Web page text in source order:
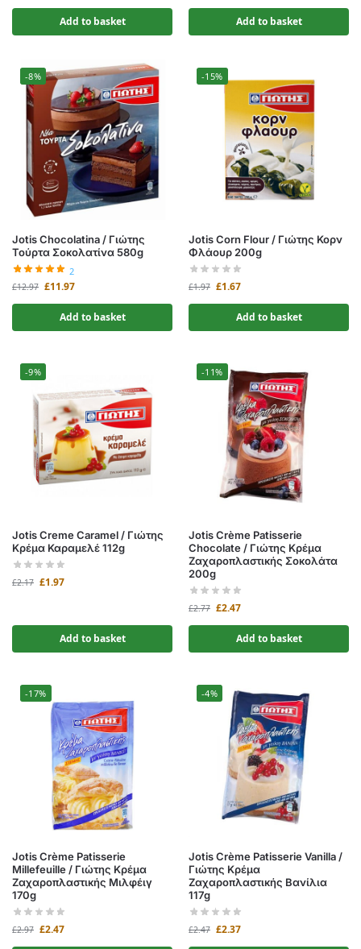
Add to basket Add to basket
-8%
Jotis Chocolatina / Γιώτης
Τούρτα Σοκολατίνα 580g
2
£12.97 £11.97
Add to basket
-15%
Jotis Corn Flour / Γιώτης Κορν
Φλάουρ 200g
£1.97 £1.67
Add to basket
-9%
Jotis Creme Caramel / Γιώτης
Κρέμα Καραμελέ 112g
£2.17 £1.97
Add to basket
-11%
Jotis Crème Patisserie
Chocolate / Γιώτης Κρέμα
Ζαχαροπλαστικής Σοκολάτα
200g
£2.77 £2.47
Add to basket
-17%
Jotis Crème Patisserie
Millefeuille / Γιώτης Κρέμα
Ζαχαροπλαστικής Μιλφέιγ
170g
£2.97 £2.47
-4%
Jotis Crème Patisserie Vanilla /
Γιώτης Κρέμα
Ζαχαροπλαστικής Βανίλια
117g
£2.47 £2.37